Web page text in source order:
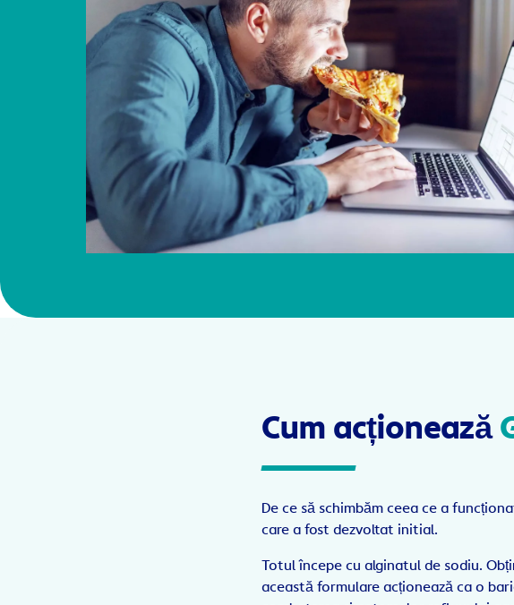
Cum acționează
De ce să schimbăm ceea ce a
care a fost dezvoltat initial.
Totul începe cu alginatul de sodiu.
această formulare acționează ca o